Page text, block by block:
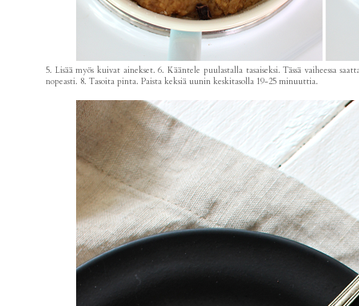
5. Lisää myös kuivat ainekset. 6. Kääntele puulastalla tasaiseksi. Tässä vaiheessa
nopeasti. 8. Tasoita pinta. Paista keksiä uunin keskitasolla 19-25 minuuttia.